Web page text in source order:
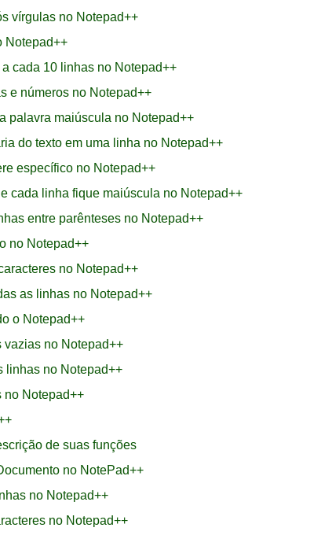
vírgulas no Notepad++
Notepad++
cada 10 linhas no Notepad++
e números no Notepad++
palavra maiúscula no Notepad++
do texto em uma linha no Notepad++
específico no Notepad++
cada linha fique maiúscula no Notepad++
entre parênteses no Notepad++
no Notepad++
no Notepad++
as linhas no Notepad++
o Notepad++
vazias no Notepad++
linhas no Notepad++
no Notepad++
de suas funções
no NotePad++
no Notepad++
no Notepad++